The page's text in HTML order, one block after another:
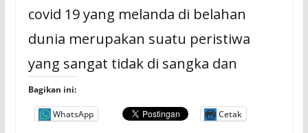
covid 19 yang melanda di belahan
dunia merupakan suatu peristiwa
yang sangat tidak di sangka dan
Bagikan ini:
WhatsApp Cetak